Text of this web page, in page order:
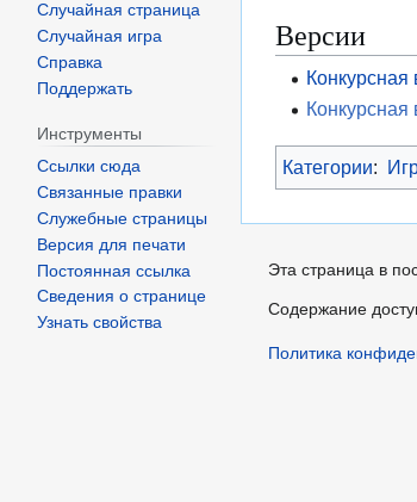
Версии
Конкурсная
Конкурсная
Категории:
Случайная страница
Случайная игра
Справка
Поддержать
Инструменты
Ссылки сюда
Связанные правки
Служебные страницы
Версия для печати
Постоянная ссылка
Сведения о странице
Узнать свойства
Эта страница в
Содержание
Политика